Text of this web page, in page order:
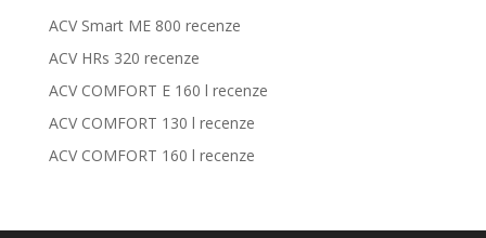
ACV Smart ME 800 recenze
ACV HRs 320 recenze
ACV COMFORT E 160 l recenze
ACV COMFORT 130 l recenze
ACV COMFORT 160 l recenze